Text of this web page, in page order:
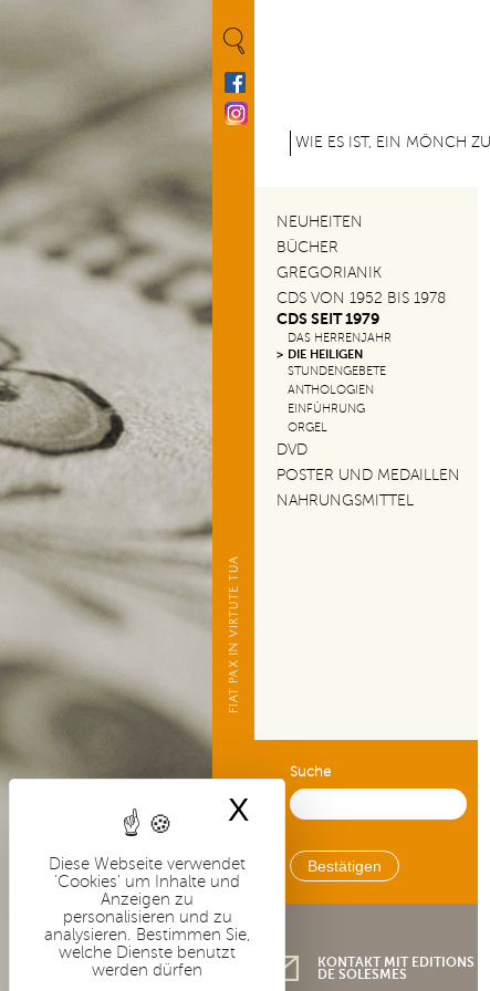
Diese Webseite verwendet
'Cookies' um Inhalte und
Anzeigen zu
personalisieren und zu
analysieren. Bestimmen Sie,
welche Dienste benutzt
werden dürfen
X Cookies-Banner
M
n
u
p
r
n
c
E
WIE ES IST, EIN MÖNCH
NEUHEITEN
BÜCHER
GREGORIANIK
CDS VON 1952 BIS 1978
CDS SEIT 1979
DAS HERRENJAHR
DIE HEILIGEN
STUNDENGEBETE
ANTHOLOGIEN
EINFÜHRUNG
ORGEL
DVD
POSTER UND MEDAILLEN
NAHRUNGSMITTEL
Suche
KONTAKT MIT EDITIONS
DE SOLESMES